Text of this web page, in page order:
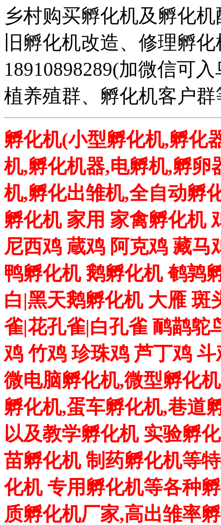
乡村购买孵化机及孵化
旧孵化机改造、修理孵
18910898289(加微信可
植养殖群、孵化机客户
孵化机(小型孵化机,孵化
机,孵化机器,电孵机,孵卵
机,孵化出雏机,全自动孵
孵化机 家用 家禽孵化机
尼西鸡 蔵鸡 阿克鸡 藏马
鸭孵化机 鹅孵化机 鹌鹑
白|黑天鹅孵化机 大雁 斑
雀|花孔雀|白孔雀 鸸鹋鸵
鸡 竹鸡 珍珠鸡 芦丁鸡
微电脑孵化机,微型孵化
孵化机,蛋车孵化机,巷道
以及教学孵化机 实验孵
苗孵化机 制药孵化机等
化机 专用孵化机等各种
质孵化机厂家,高出雏率